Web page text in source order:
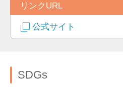
リンクURL
公式サイト
SDGs